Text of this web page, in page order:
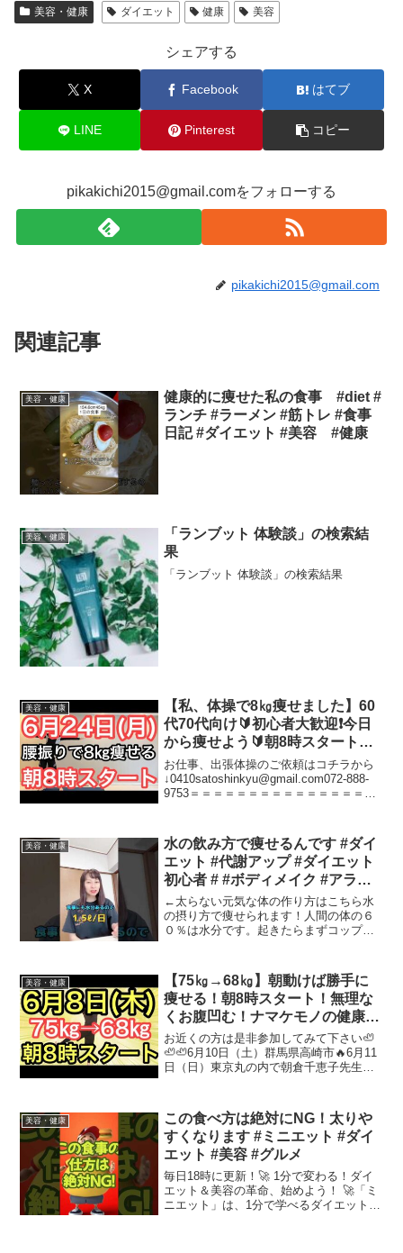
美容・健康 ダイエット 健康 美容
シェアする
X Facebook はてブ
LINE Pinterest コピー
pikakichi2015@gmail.comをフォローする
pikakichi2015@gmail.com
関連記事
美容・健康
健康的に痩せた私の食事 #diet #
ランチ #ラーメン #筋トレ #食事
日記 #ダイエット #美容 #健康
美容・健康
「ランブット 体験談」の検索結
果
「ランブット 体験談」の検索結果
美容・健康
【私、体操で8㎏痩せました】60
代70代向け🔰初心者大歓迎❗️今日
から痩せよう🔰朝8時スタート！
無理なくお腹凹む！ナマケモノの
健康LIVE
お仕事、出張体操のご依頼はコチラから
↓0410satoshinkyu@gmail.com072-888-
9753＝＝＝＝＝＝＝＝＝＝＝＝＝＝＝＝
第3...
美容・健康
水の飲み方で痩せるんです #ダイ
エット #代謝アップ #ダイエット
初心者 # #ボディメイク #アラフ
ィフダイエット #アラフォーダイ
エット #お腹痩せ #ヒップアップ
#若返り
←太らない元気な体の作り方はこちら水
の摂り方で痩せられます！人間の体の６
０％は水分です。起きたらまずコップ一
消する人もいます😄その後は、常温の水
をこまめに飲んでください...
美容・健康
【75㎏→68㎏】朝動けば勝手に
痩せる！朝8時スタート！無理な
くお腹凹む！ナマケモノの健康
LIVE
お近くの方は是非参加してみて下さい🦥
🦥🦥6月10日（土）群馬県高崎市🔥6月11
日（日）東京丸の内で朝倉千恵子先生と
会in東京6月25日(日)キングコング西野亮
廣さん...
美容・健康
この食べ方は絶対にNG！太りや
すくなります #ミニエット #ダイ
エット #美容 #グルメ
毎日18時に更新！🚀 1分で変わる！ダイ
エット＆美容の革命、始めよう！ 🚀「ミ
ニエット」は、1分で学べるダイエット＆